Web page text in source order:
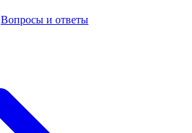
Вопросы и ответы